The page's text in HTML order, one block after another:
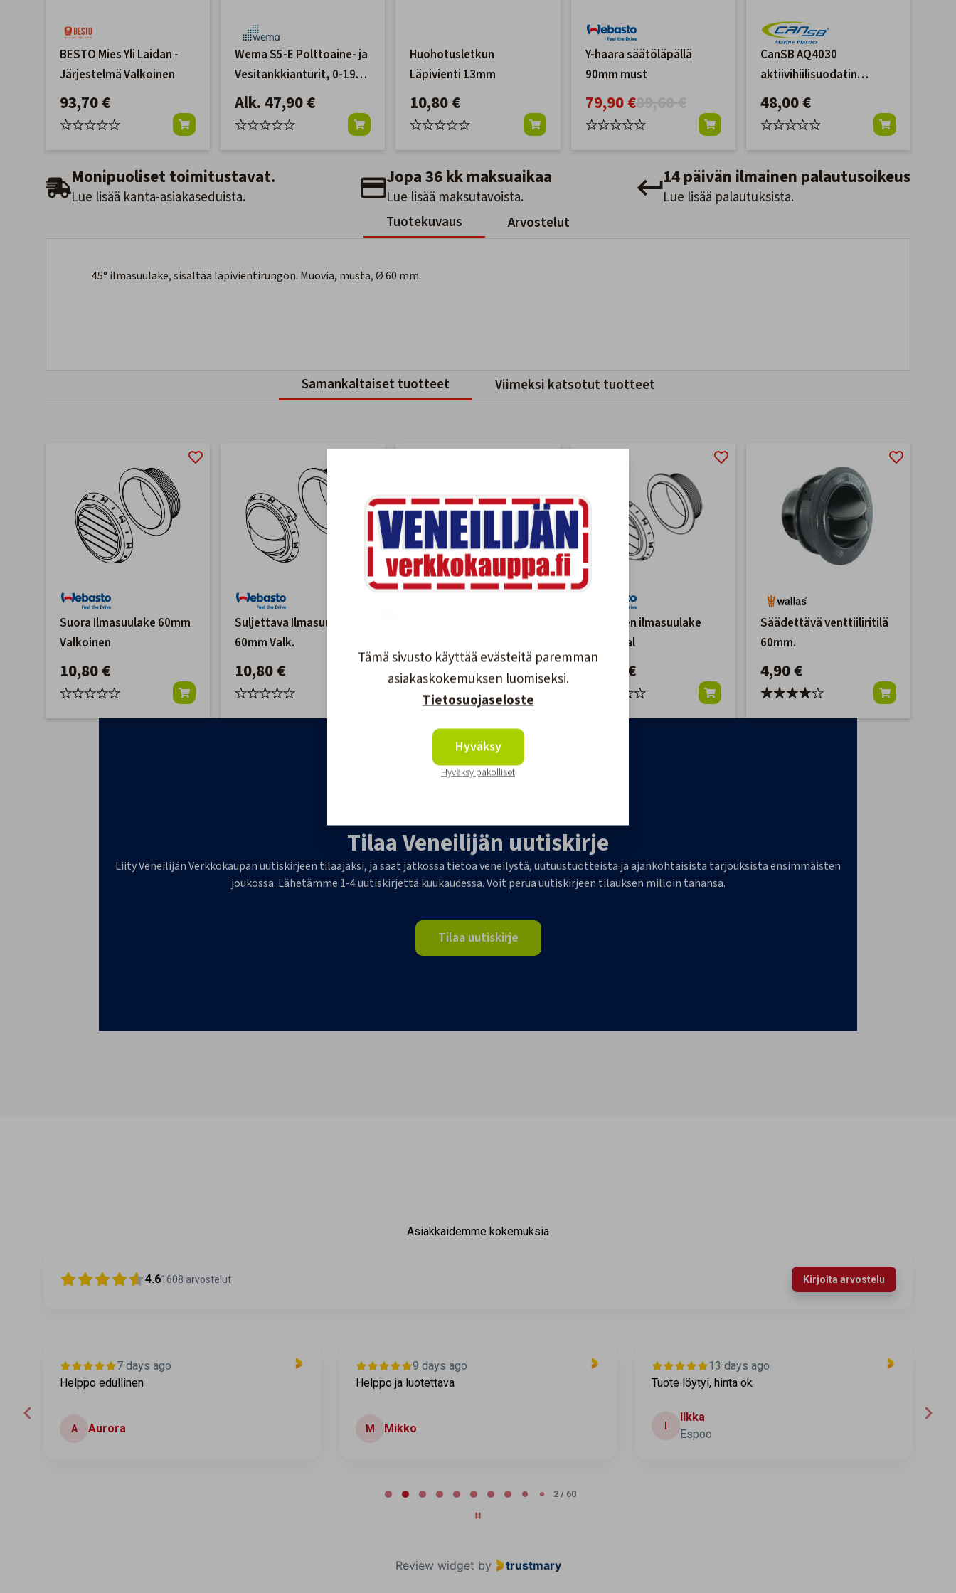
BESTO Mies Yli Laidan -
Järjestelmä Valkoinen
93,70 €
Wema S5-E Polttoaine- ja
Vesitankkianturit, 0-190
ohm
Alk. 47,90 €
Huohotusletkun
Läpivienti 13mm
10,80 €
Y-haara säätöläpällä
90mm must
79,90 €89,60 €
CanSB AQ4030
aktiivihiilisuodatin
septijärjestelmään
48,00 €
Monipuoliset toimitustavat.
Lue lisää kanta-asiakaseduista.
Jopa 36 kk maksuaikaa
Lue lisää maksutavoista.
14 päivän ilmainen palautusoikeus
Lue lisää palautuksista.
Tuotekuvaus
Arvostelut
45° ilmasuulake, sisältää läpivientirungon. Muovia, musta, Ø 60 mm.
Samankaltaiset tuotteet Viimeksi katsotut tuotteet
Suora Ilmasuulake 60mm
Valkoinen
10,80 €
Suljettava Ilmasuulake
60mm Valk.
10,80 € 9,90 €
45 asteen ilmasuulake
60mm val
10,80 €
Säädettävä venttiiliritilä
60mm.
4,90 €
Tilaa Veneilijän uutiskirje
Liity Veneilijän Verkkokaupan uutiskirjeen tilaajaksi, ja saat jatkossa tietoa veneilystä, uutuustuotteista ja ajankohtaisista tarjouksista ensimmäisten
joukossa. Lähetämme 1-4 uutiskirjettä kuukaudessa. Voit perua uutiskirjeen tilauksen milloin tahansa.
Tilaa uutiskirje
Asiakkaidemme kokemuksia
4.61608 arvostelut Kirjoita arvostelu
7 days ago
Helppo edullinen
A Aurora
9 days ago
Helppo ja luotettava
M Mikko
13 days ago
Tuote löytyi, hinta ok
Ilkka
Espoo
2 / 60
Review widget by trustmary
Tämä sivusto käyttää evästeitä paremman
asiakaskokemuksen luomiseksi.
Tietosuojaseloste
Hyväksy
Hyväksy pakolliset